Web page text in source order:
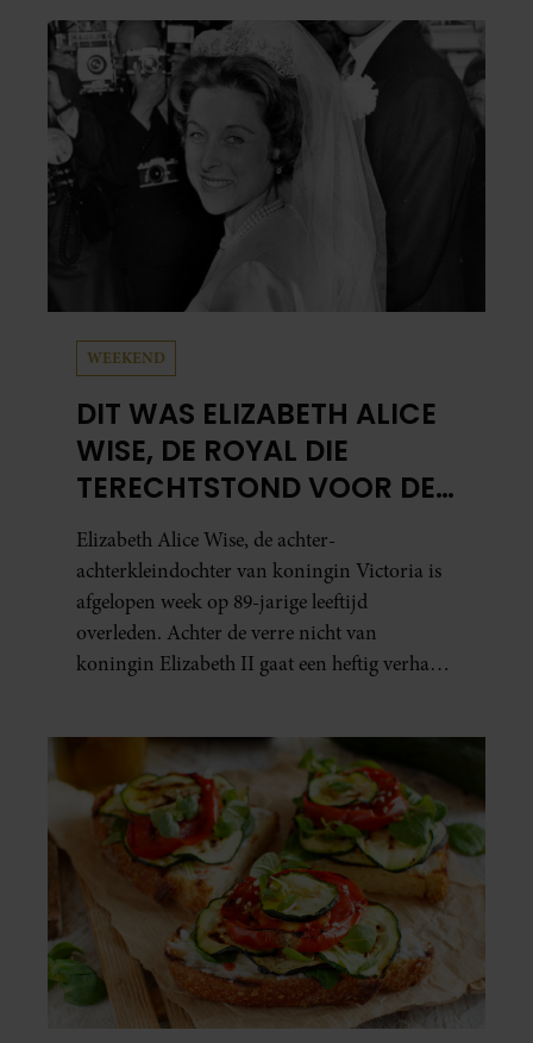
WEEKEND
DIT WAS ELIZABETH ALICE
WISE, DE ROYAL DIE
TERECHTSTOND VOOR DE
DOOD VAN HAAR BABY
Elizabeth Alice Wise, de achter-
achterkleindochter van koningin Victoria is
afgelopen week op 89-jarige leeftijd
overleden. Achter de verre nicht van
koningin Elizabeth II gaat een heftig verhaal